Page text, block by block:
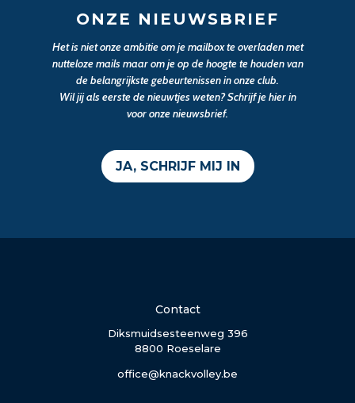
ONZE NIEUWSBRIEF
Het is niet onze ambitie om je mailbox te overladen met
nutteloze mails maar om je op de hoogte te houden van
de belangrijkste gebeurtenissen in onze club.
Wil jij als eerste de nieuwtjes weten? Schrijf je hier in
voor onze nieuwsbrief.
JA, SCHRIJF MIJ IN
Contact
Diksmuidsesteenweg 396
8800 Roeselare
office@knackvolley.be